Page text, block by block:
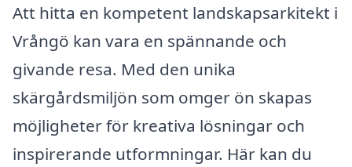
Att hitta en kompetent landskapsarkitekt i
Vrångö kan vara en spännande och
givande resa. Med den unika
skärgårdsmiljön som omger ön skapas
möjligheter för kreativa lösningar och
inspirerande utformningar. Här kan du